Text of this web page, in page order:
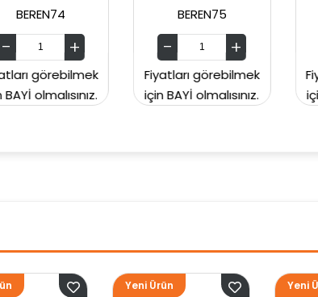
Fiyatları görebilmek
için BAYİ olmalısınız.
Fiyatları
için BAYİ
Yeni Ürün Yeni Ürün